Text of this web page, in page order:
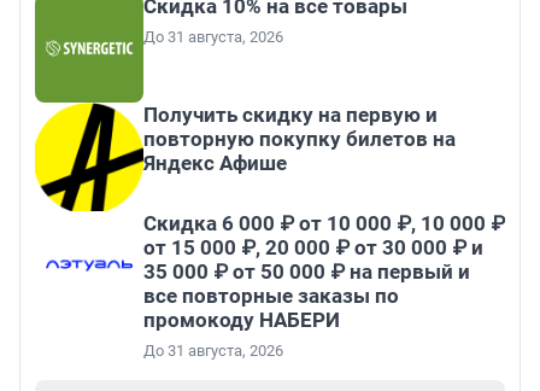
Скидка 10% на все товары
До 31 августа, 2026
Получить скидку на первую и
повторную покупку билетов на
Яндекс Афише
Скидка 6 000 ₽ от 10 000 ₽, 10 000 ₽
от 15 000 ₽, 20 000 ₽ от 30 000 ₽ и
35 000 ₽ от 50 000 ₽ на первый и
все повторные заказы по
промокоду НАБЕРИ
До 31 августа, 2026